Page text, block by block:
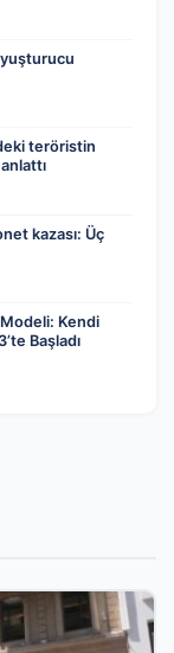
teröristin
kazası: Üç
Modeli: Kendi
Başladı